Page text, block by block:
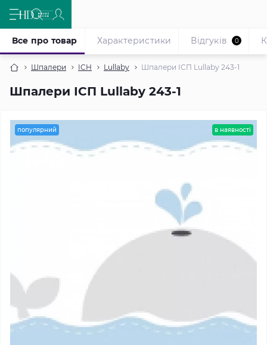
Шпалери ICH Lullaby Шпалери ІСП Lullaby 243-1
Шпалери ІСП Lullaby 243-1
Все про товар Характеристики Відгуків 0
популярний в наявності